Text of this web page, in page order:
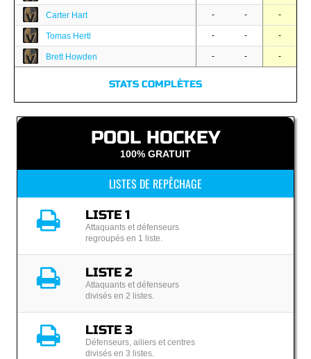
Carter Hart - - -
Tomas Hertl - - -
Brett Howden - - -
STATS COMPLÈTES
POOL HOCKEY
100% GRATUIT
LISTES DE REPÊCHAGE
LISTE 1
Attaquants et défenseurs
regroupés en 1 liste.
LISTE 2
Attaquants et défenseurs
divisés en 2 listes.
LISTE 3
Défenseurs, ailiers et centres
divisés en 3 listes.